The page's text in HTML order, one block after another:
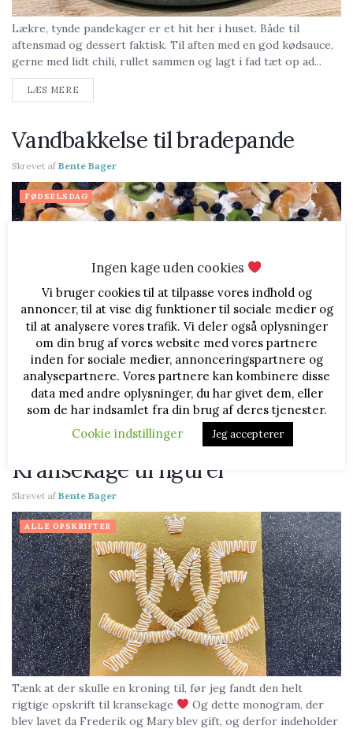
Lækre, tynde pandekager er et hit her i huset. Både til
aftensmad og dessert faktisk. Til aften med en god kødsauce,
gerne med lidt chili, rullet sammen og lagt i fad tæt op ad...
LÆS MERE
Vandbakkelse til bradepande
Skrevet af Bente Bager
FØDSELSDAG
At lave en vandbakkelse til bradepande er rigtig nemt, når man
lige ved hvordan. Denne opskrift er til dig, der vil lave en hel
bradepande til f.eks. en fødselsdag. Dejen er blød og lækker,...
Kransekage til figurer
Skrevet af Bente Bager
ALLE OPSKRIFTER
Tænk at der skulle en kroning til, før jeg fandt den helt
rigtige opskrift til kransekage
Og dette monogram, der
blev lavet da Frederik og Mary blev gift, og derfor indeholder
Ingen kage uden cookies
Vi bruger cookies til at tilpasse vores indhold og
annoncer, til at vise dig funktioner til sociale medier og
til at analysere vores trafik. Vi deler også oplysninger
om din brug af vores website med vores partnere
inden for sociale medier, annonceringspartnere og
analysepartnere. Vores partnere kan kombinere disse
data med andre oplysninger, du har givet dem, eller
som de har indsamlet fra din brug af deres tjenester.
Cookie indstillinger
Jeg accepterer